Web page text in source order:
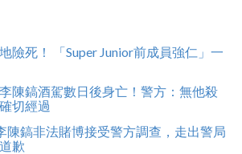
險死！ 「Super Junior前成員強仁」一
陳鎬酒駕數日後身亡！警方：無他殺
切經過
陳鎬非法賭博接受警方調查，走出警局
歉